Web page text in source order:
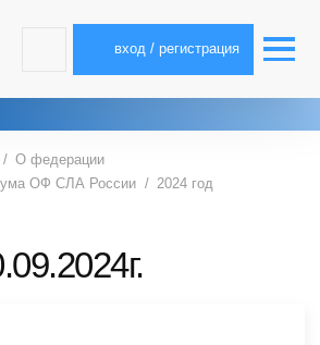
вход / регистрация
О федерации
ОФ СЛА России
2024 год